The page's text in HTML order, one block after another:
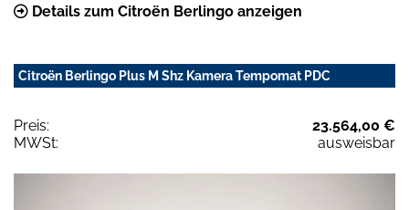
Details zum Citroën Berlingo anzeigen
Citroën Berlingo Plus M Shz Kamera Tempomat PDC
Preis:
23.564,00 €
MWSt:
ausweisbar